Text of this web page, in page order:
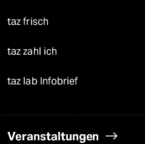
taz frisch
taz zahl ich
taz lab Infobrief
Veranstaltungen